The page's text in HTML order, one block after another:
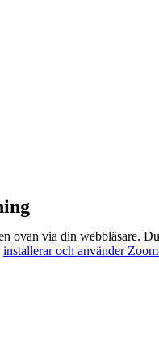
ovan via din webbläsare.
installerar och använder